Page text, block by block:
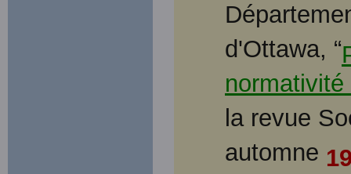
d'Ottawa, “
la revue
automne